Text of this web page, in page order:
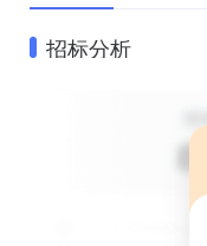
招标分析